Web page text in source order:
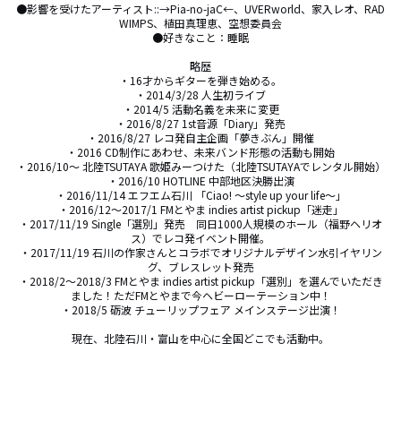
●影響を受けたアーティスト::→Pia-no-jaC←、UVERworld、家入レオ、RAD
WIMPS、植田真理恵、空想委員会
●好きなこと：睡眠
略歴
・16才からギターを弾き始める。
・2014/3/28 人生初ライブ
・2014/5 活動名義を未来に変更
・2016/8/27 1st音源「Diary」発売
・2016/8/27 レコ発自主企画「夢きぶん」開催
・2016 CD制作にあわせ、未来バンド形態の活動も開始
・2016/10～ 北陸TSUTAYA 歌姫みーつけた（北陸TSUTAYAでレンタル開始）
・2016/10 HOTLINE 中部地区決勝出演
・2016/11/14 エフエム石川 「Ciao! ～style up your life～」
・2016/12～2017/1 FMとやま indies artist pickup「迷走」
・2017/11/19 Single「選別」発売　同日1000人規模のホール（福野ヘリオ
ス）でレコ発イベント開催。
・2017/11/19 石川の作家さんとコラボでオリジナルデザイン水引イヤリン
グ、ブレスレット発売
・2018/2～2018/3 FMとやま indies artist pickup「選別」を選んでいただき
ました！ただFMとやまで今ヘビーローテーション中！
・2018/5 砺波 チューリップフェア メインステージ出演！
現在、北陸石川・富山を中心に全国どこでも活動中。